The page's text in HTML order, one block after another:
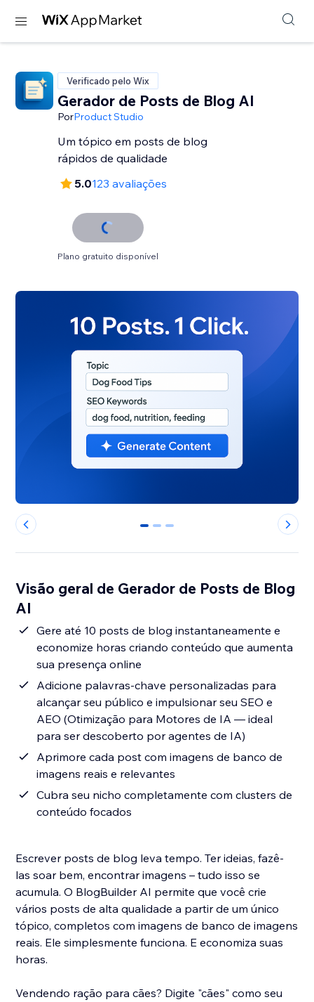
Verificado pelo Wix
Gerador de Posts de Blog AI
PorProduct Studio
Um tópico em posts de blog
rápidos de qualidade
5.0123 avaliações
Plano gratuito disponível
0 1 2
Visão geral de Gerador de Posts de Blog
AI
Gere até 10 posts de blog instantaneamente e
economize horas criando conteúdo que aumenta
sua presença online
Adicione palavras-chave personalizadas para
alcançar seu público e impulsionar seu SEO e
AEO (Otimização para Motores de IA — ideal
para ser descoberto por agentes de IA)
Aprimore cada post com imagens de banco de
imagens reais e relevantes
Cubra seu nicho completamente com clusters de
conteúdo focados
Escrever posts de blog leva tempo. Ter ideias, fazê-
las soar bem, encontrar imagens – tudo isso se
acumula. O BlogBuilder AI permite que você crie
vários posts de alta qualidade a partir de um único
tópico, completos com imagens de banco de imagens
reais. Ele simplesmente funciona. E economiza suas
horas.
Vendendo ração para cães? Digite "cães" como seu